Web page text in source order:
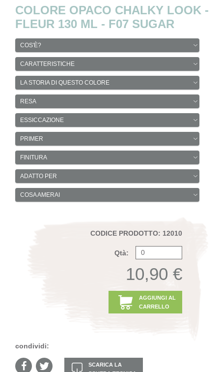
COLORE OPACO CHALKY LOOK -
FLEUR 130 ML - F07 SUGAR
COS'È?
CARATTERISTICHE
LA STORIA DI QUESTO COLORE
RESA
ESSICCAZIONE
PRIMER
FINITURA
ADATTO PER
COSA AMERAI
CODICE PRODOTTO: 12010
Qtà:
10,90 €
AGGIUNGI AL
CARRELLO
condividi:
SCARICA LA